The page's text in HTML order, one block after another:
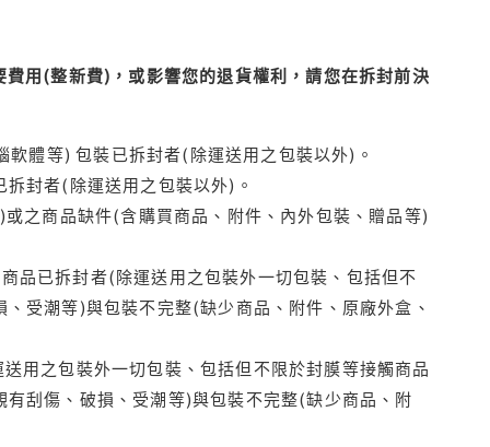
用(整新費)，或影響您的退貨權利，請您在拆封前決
體等) 包裝已拆封者(除運送用之包裝以外)。
封者(除運送用之包裝以外)。
之商品缺件(含購買商品、附件、內外包裝、贈品等)
品已拆封者(除運送用之包裝外一切包裝、包括但不
受潮等)與包裝不完整(缺少商品、附件、原廠外盒、
用之包裝外一切包裝、包括但不限於封膜等接觸商品
刮傷、破損、受潮等)與包裝不完整(缺少商品、附